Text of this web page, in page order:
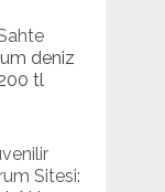
deniz
tl
Sitesi: